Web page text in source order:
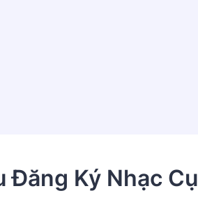
Đăng Ký Nhạc Cụ